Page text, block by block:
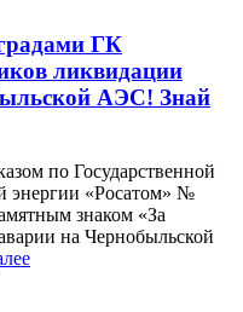
ГК
ликвидации
АЭС! Знай
по Государственной
энергии «Росатом» №
знаком «За
на Чернобыльской